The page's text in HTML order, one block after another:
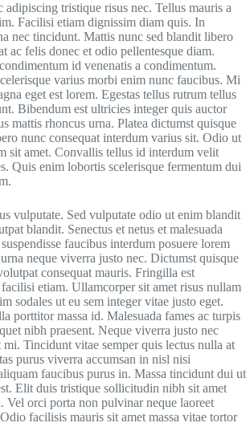
tristique risus nec. Tellus mauris a
Facilisi etiam dignissim diam quis. In
nec tincidunt. Mattis nunc sed blandit libero
ac felis donec et odio pellentesque diam.
id venenatis a condimentum.
varius morbi enim nunc faucibus. Mi
eget est lorem. Egestas tellus rutrum tellus
Bibendum est ultricies integer quis auctor
mattis rhoncus urna. Platea dictumst quisque
nunc consequat interdum varius sit. Odio ut
sit amet. Convallis tellus id interdum velit
Quis enim lobortis scelerisque fermentum dui
vulputate. Sed vulputate odio ut enim blandit
blandit. Senectus et netus et malesuada
faucibus interdum posuere lorem
neque viverra justo nec. Dictumst quisque
consequat mauris. Fringilla est
etiam. Ullamcorper sit amet risus nullam
sodales ut eu sem integer vitae justo eget.
porttitor massa id. Malesuada fames ac turpis
nibh praesent. Neque viverra justo nec
mi. Tincidunt vitae semper quis lectus nulla at
purus viverra accumsan in nisl nisi
faucibus purus in. Massa tincidunt dui ut
Elit duis tristique sollicitudin nibh sit amet
Vel orci porta non pulvinar neque laoreet
facilisis mauris sit amet massa vitae tortor